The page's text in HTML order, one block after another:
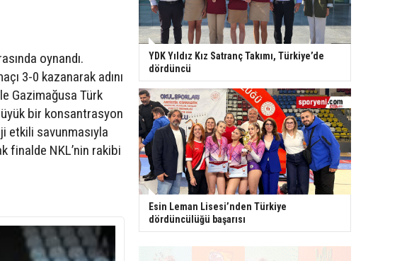
oynandı.
3-0 kazanarak adını
Gazimağusa Türk
bir konsantrasyon
etkili savunmasıyla
finalde NKL’nin rakibi
YDK Yıldız Kız Satranç Takımı, Türkiye’de
dördüncü
Esin Leman Lisesi’nden Türkiye
dördüncülüğü başarısı